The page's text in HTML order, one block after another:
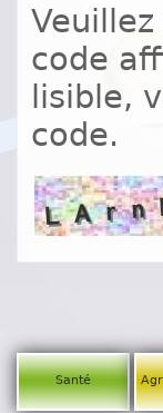
code
lisible,
code.
Santé